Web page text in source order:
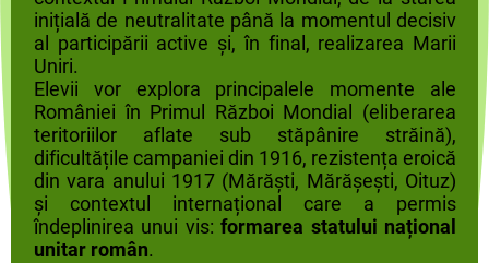
inițială de neutralitate până la momentul decisiv
al participării active și, în final, realizarea Marii
Uniri.
Elevii vor explora principalele momente ale
României în Primul Război Mondial (eliberarea
teritoriilor aflate sub stăpânire străină),
dificultățile campaniei din 1916, rezistența eroică
din vara anului 1917 (Mărăști, Mărășești, Oituz)
și contextul internațional care a permis
îndeplinirea unui vis:formarea statului național
unitar român.